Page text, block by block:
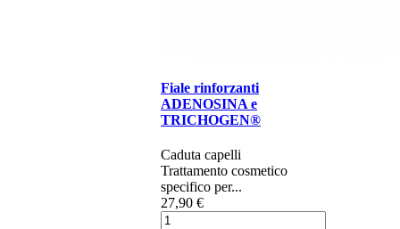
Fiale rinforzanti
ADENOSINA e
TRICHOGEN®
Caduta capelli​
Trattamento cosmetico
specifico per...
27,90 €